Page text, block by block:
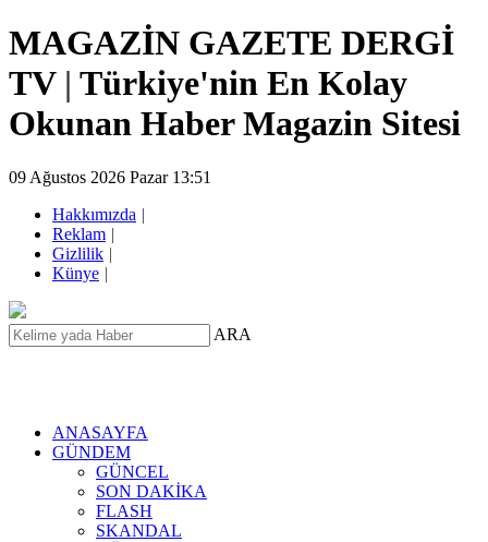
MAGAZİN GAZETE DERGİ
TV | Türkiye'nin En Kolay
Okunan Haber Magazin Sitesi
09 Ağustos 2026 Pazar 13:51
Hakkımızda |
Reklam |
Gizlilik |
Künye |
ARA
ANASAYFA
GÜNDEM
GÜNCEL
SON DAKİKA
FLASH
SKANDAL